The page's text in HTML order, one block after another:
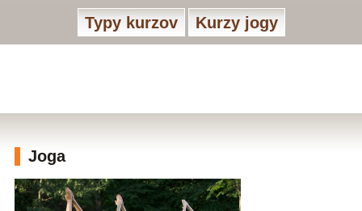
Typy kurzov Kurzy jogy
Joga